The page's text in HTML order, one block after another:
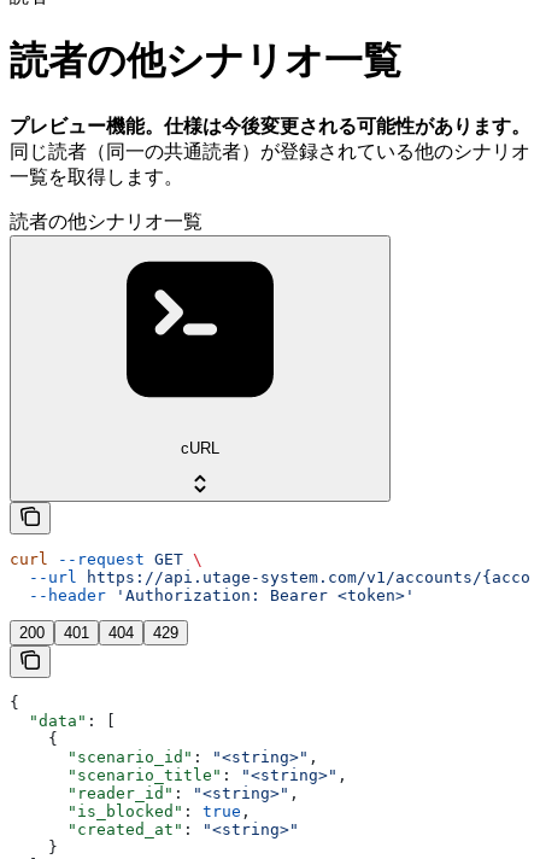
読者の他シナリオ一覧
プレビュー機能。仕様は今後変更される可能性があります。
同じ読者（同一の共通読者）が登録されている他のシナリオ
一覧を取得します。
読者の他シナリオ一覧
cURL
curl --request GET \
  --url
https://api.utage-system.com/v1/accounts/
  --header
'Authorization: Bearer <token>'
200 401 404 429
{
  "data"
: [
    {
      "scenario_id"
: "<string>" ,
      "scenario_title"
: "<string>" ,
      "reader_id"
: "<string>" ,
      "is_blocked"
: true ,
      "created_at"
:
"<string>"
    }